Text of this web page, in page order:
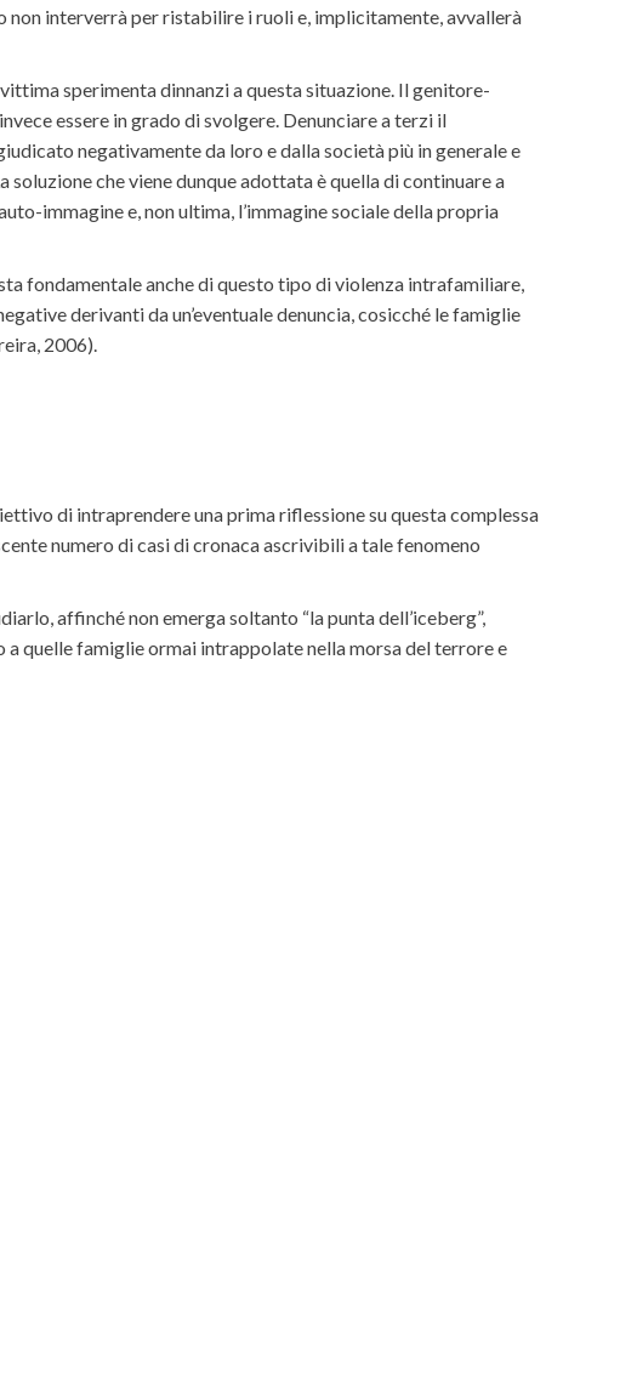
non interverrà per ristabilire i ruoli e, implicitamente, avvallerà
sperimenta dinnanzi a questa situazione. Il genitore-
essere in grado di svolgere. Denunciare a terzi il
negativamente da loro e dalla società più in generale e
che viene dunque adottata è quella di continuare a
immagine e, non ultima, l’immagine sociale della propria
fondamentale anche di questo tipo di violenza intrafamiliare,
derivanti da un’eventuale denuncia, cosicché le famiglie
2006).
di intraprendere una prima riflessione su questa complessa
numero di casi di cronaca ascrivibili a tale fenomeno
affinché non emerga soltanto “la punta dell’iceberg”,
quelle famiglie ormai intrappolate nella morsa del terrore e